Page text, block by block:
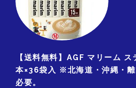
【送料無料】AGF マリーム
本×36袋入 ※北海道・沖縄・
必要。